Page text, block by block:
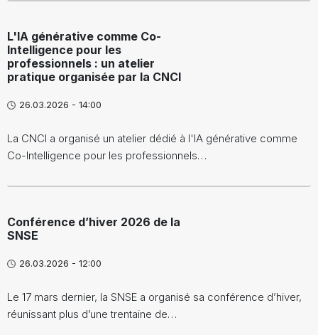
L'IA générative comme Co-
Intelligence pour les
professionnels : un atelier
pratique organisée par la CNCI
26.03.2026 - 14:00
La CNCI a organisé un atelier dédié à l'IA générative comme
Co-Intelligence pour les professionnels…
Conférence d’hiver 2026 de la
SNSE
26.03.2026 - 12:00
Le 17 mars dernier, la SNSE a organisé sa conférence d’hiver,
réunissant plus d’une trentaine de…